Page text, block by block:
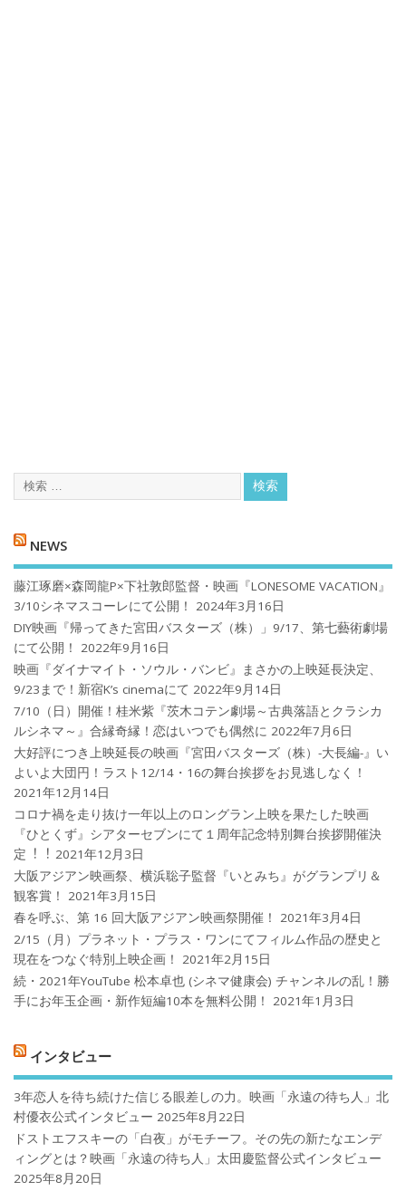
NEWS
藤江琢磨×森岡龍P×下社敦郎監督・映画『LONESOME VACATION』
3/10シネマスコーレにて公開！
2024年3月16日
DIY映画『帰ってきた宮田バスターズ（株）」9/17、第七藝術劇場
にて公開！
2022年9月16日
映画『ダイナマイト・ソウル・バンビ』まさかの上映延長決定、
9/23まで！新宿K’s cinemaにて 2022年9月14日
7/10（日）開催！桂米紫『茨木コテン劇場～古典落語とクラシカ
ルシネマ～』合縁奇縁！恋はいつでも偶然に 2022年7月6日
大好評につき上映延長の映画『宮田バスターズ（株）-大長編-』い
よいよ大団円！ラスト12/14・16の舞台挨拶をお見逃しなく！
2021年12月14日
コロナ禍を⾛り抜け⼀年以上のロングラン上映を果たした映画
『ひとくず』シアターセブンにて１周年記念特別舞台挨拶開催決
定︕︕ 2021年12月3日
大阪アジアン映画祭、横浜聡子監督『いとみち』がグランプリ＆
観客賞！
2021年3月15日
春を呼ぶ、第 16 回大阪アジアン映画祭開催！
2021年3月4日
2/15（月）プラネット・プラス・ワンにてフィルム作品の歴史と
現在をつなぐ特別上映企画！
2021年2月15日
続・2021年YouTube 松本卓也 (シネマ健康会) チャンネルの乱！勝
手にお年玉企画・新作短編10本を無料公開！
2021年1月3日
インタビュー
3年恋人を待ち続けた信じる眼差しの力。映画「永遠の待ち人」北
村優衣公式インタビュー 2025年8月22日
ドストエフスキーの「白夜」がモチーフ。その先の新たなエンデ
ィングとは？映画「永遠の待ち人」太田慶監督公式インタビュー
2025年8月20日